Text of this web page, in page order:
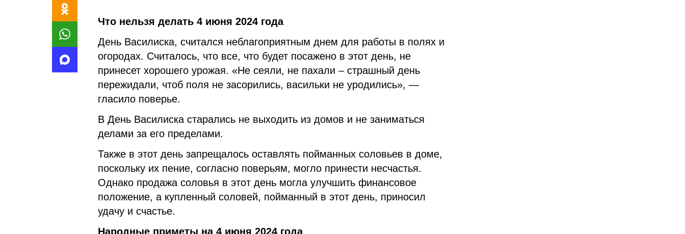
Что нельзя делать 4 июня 2024 года
День Василиска, считался неблагоприятным днем для работы в полях и
огородах. Считалось, что все, что будет посажено в этот день, не
принесет хорошего урожая. «Не сеяли, не пахали – страшный день
пережидали, чтоб поля не засорились, васильки не уродились», —
гласило поверье.
В День Василиска старались не выходить из домов и не заниматься
делами за его пределами.
Также в этот день запрещалось оставлять пойманных соловьев в доме,
поскольку их пение, согласно поверьям, могло принести несчастья.
Однако продажа соловья в этот день могла улучшить финансовое
положение, а купленный соловей, пойманный в этот день, приносил
удачу и счастье.
Народные приметы на 4 июня 2024 года